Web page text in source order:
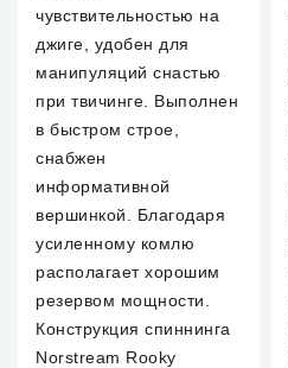
чувствительностью на
джиге, удобен для
манипуляций снастью
при твичинге. Выполнен
в быстром строе,
снабжен
информативной
вершинкой. Благодаря
усиленному комлю
располагает хорошим
резервом мощности.
Конструкция спиннинга
Norstream Rooky